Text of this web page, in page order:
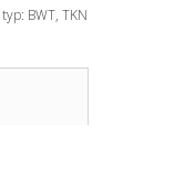
typ: BWT, TKN 1750Nm